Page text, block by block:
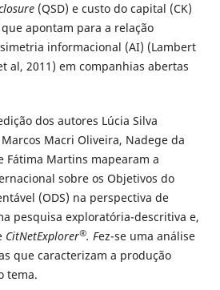
(QSD) e custo do capital (CK)
apontam para a relação
informacional (AI) (Lambert
al, 2011) em companhias abertas
dos autores Lúcia Silva
Macri Oliveira, Nadege da
Fátima Martins mapearam a
sobre os Objetivos do
(ODS) na perspectiva de
pesquisa exploratória-descritiva e,
CitNetExplorer®. Fez-se uma análise
que caracterizam a produção
tema.